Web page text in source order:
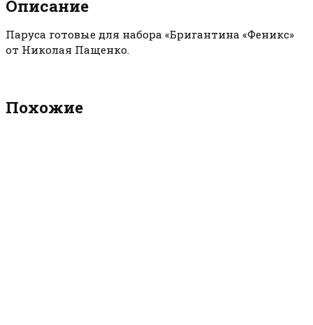
Описание
Паруса готовые для набора «Бригантина «Феникс»
от Николая Пащенко.
Похожие